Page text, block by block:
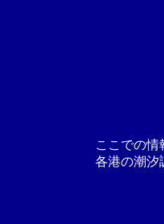
ここでの情
各港の潮汐